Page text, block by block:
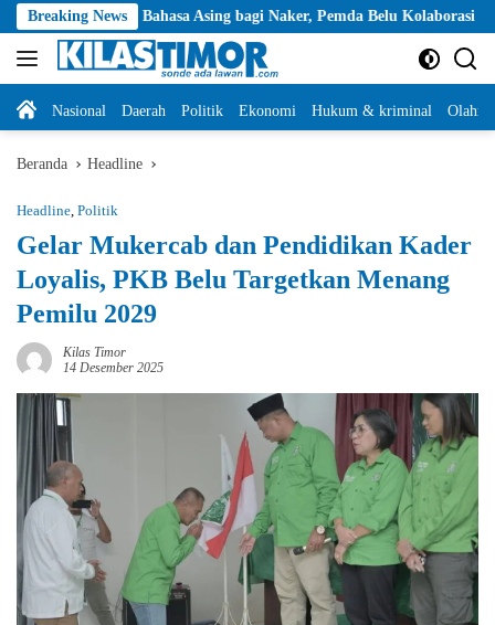
Langsung
ke
konten
Breaking News
Bahasa Asing bagi Naker, Pemda Belu Kolaborasi dengan
HomeNasional Daerah Politik Ekonomi Hukum & kriminal
Beranda Headline
Headline, Politik
Gelar Mukercab dan Pendidikan Kader
Loyalis, PKB Belu Targetkan Menang
Pemilu 2029
Kilas Timor
14 Desember 2025